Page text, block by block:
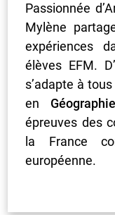
Passionnée
Mylène
expériences
élèves EFM.
s’adapte à
en
épreuves des
la France
européenne.